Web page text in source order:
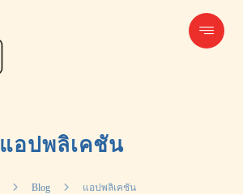
แอปพลิเคชัน
Blog แอปพลิเคชัน